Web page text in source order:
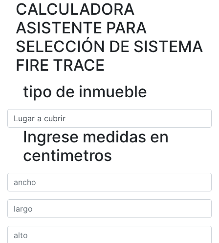
CALCULADORA
ASISTENTE PARA
SELECCIÓN DE SISTEMA
FIRE TRACE
tipo de inmueble
Ingrese medidas en
centimetros